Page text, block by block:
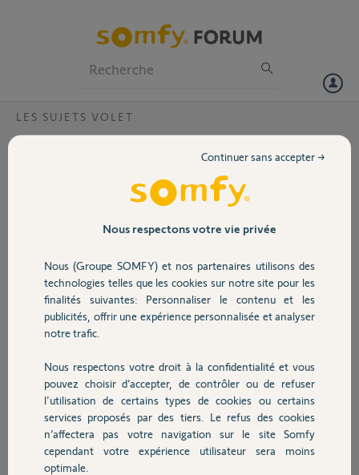
Volet
Sécurité
Domotique
Chauffage
Autres produits
LES SUJETS VOLET
appareillage boitier amy 1 io (1871058A) et
J'ai un volet roulant qui fonctionne avec le boitier Amy 1 io
J'ai aussi deux télécommandes Situo 1 io Pure II (1870312A).
Comment appareiller les télécommandes Situo avec le boitier Amy ?
Merci,
Participer au fil de discussion
Réponses
Nous respectons votre vie privée
Nous (Groupe SOMFY) et nos partenaires utilisons des
technologies telles que les cookies sur notre site pour les
finalités suivantes: Personnaliser le contenu et les
publicités, offrir une expérience personnalisée et analyser
notre trafic.
Nous respectons votre droit à la confidentialité et vous
pouvez choisir d’accepter, de contrôler ou de refuser
l'utilisation de certains types de cookies ou certains
services proposés par des tiers. Le refus des cookies
n’affectera pas votre navigation sur le site Somfy
cependant votre expérience utilisateur sera moins
optimale.
Continuer sans accepter →